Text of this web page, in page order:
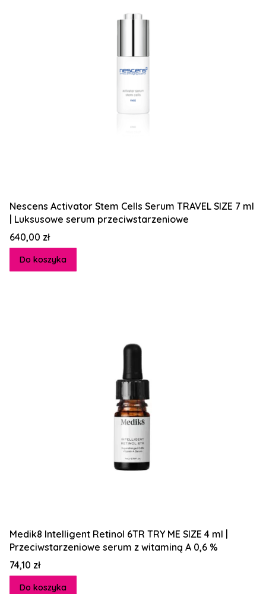
Nescens Activator Stem Cells Serum TRAVEL SIZE 7 ml
| Luksusowe serum przeciwstarzeniowe
Cena
640,00 zł
Do koszyka
Medik8 Intelligent Retinol 6TR TRY ME SIZE 4 ml |
Przeciwstarzeniowe serum z witaminą A 0,6 %
Cena
74,10 zł
Do koszyka